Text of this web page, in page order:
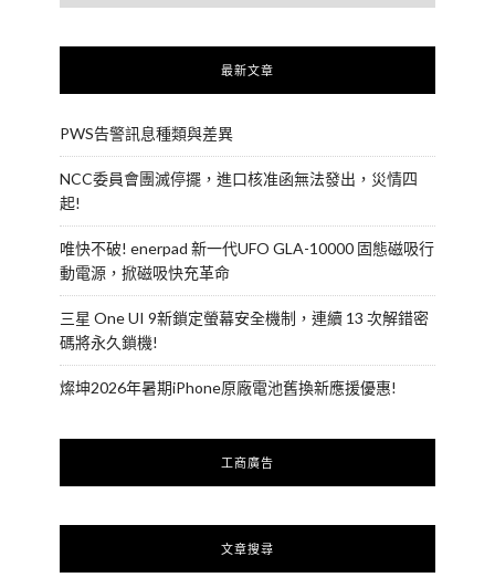
最新文章
PWS告警訊息種類與差異
NCC委員會團滅停擺，進口核准函無法發出，災情四
起!
唯快不破! enerpad 新一代UFO GLA-10000 固態磁吸行
動電源，掀磁吸快充革命
三星 One UI 9新鎖定螢幕安全機制，連續 13 次解錯密
碼將永久鎖機!
燦坤2026年暑期iPhone原廠電池舊換新應援優惠!
工商廣告
文章搜尋